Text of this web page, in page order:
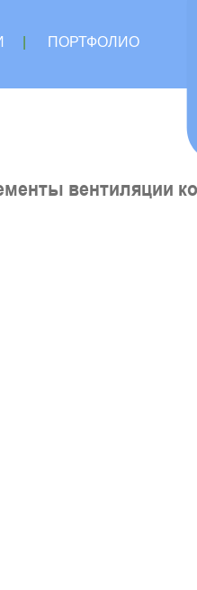
ПОРТФОЛИО
вентиляции